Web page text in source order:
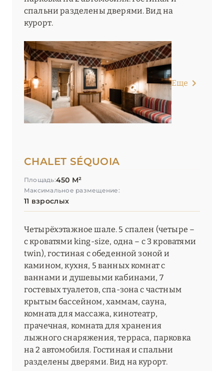
спальни разделены дверями. Вид на
курорт.
Еще
CHALET SÉQUOIA
Площадь:450 М²
Максимальное размещение:
11 взрослых
Четырёхэтажное шале. 5 спален (четыре –
с кроватями king-size, одна – с 3 кроватями
twin), гостиная с обеденной зоной и
камином, кухня, 5 ванных комнат с
ваннами и душевыми кабинами, 7
гостевых туалетов, спа-зона с частным
крытым бассейном, хаммам, сауна,
комната для массажа, кинотеатр,
прачечная, комната для хранения
лыжного снаряжения, терраса, парковка
на 2 автомобиля. Гостиная и спальни
разделены дверями. Вид на курорт.